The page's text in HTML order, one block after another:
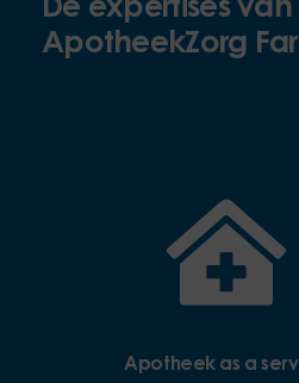
De expertises van
ApotheekZorg
Apotheek as a